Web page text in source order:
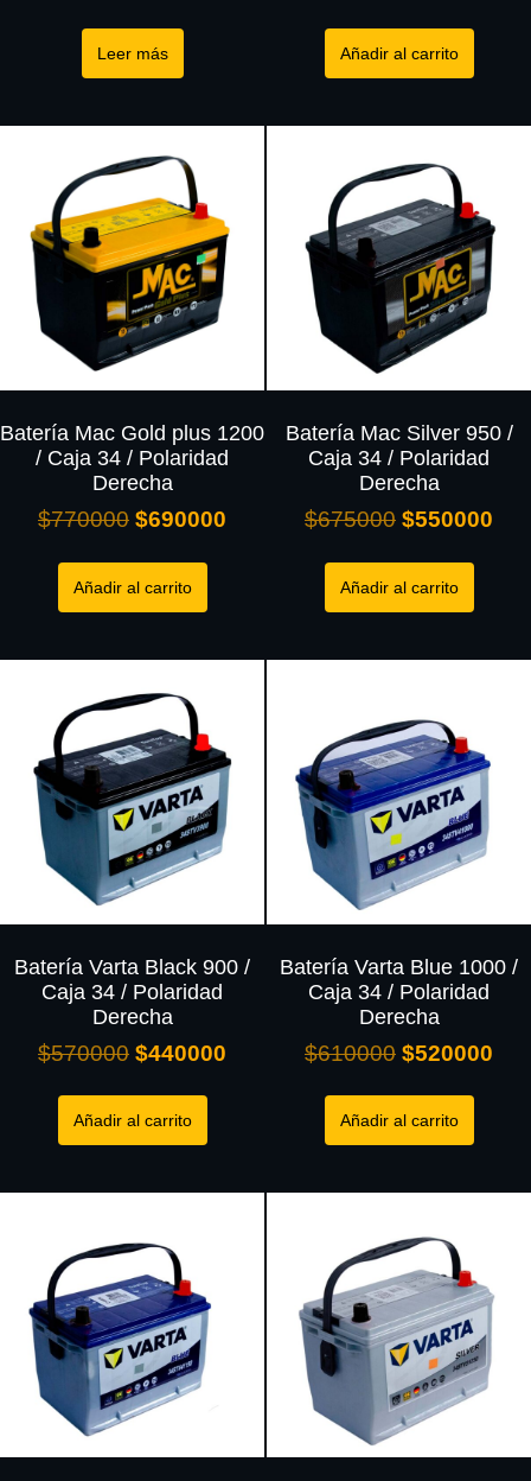
Leer más Añadir al carrito
Batería Mac Gold plus 1200
/ Caja 34 / Polaridad
Derecha
$770000 $690000
Añadir al carrito
Batería Mac Silver 950 /
Caja 34 / Polaridad
Derecha
$675000 $550000
Añadir al carrito
Batería Varta Black 900 /
Caja 34 / Polaridad
Derecha
$570000 $440000
Añadir al carrito
Batería Varta Blue 1000 /
Caja 34 / Polaridad
Derecha
$610000 $520000
Añadir al carrito